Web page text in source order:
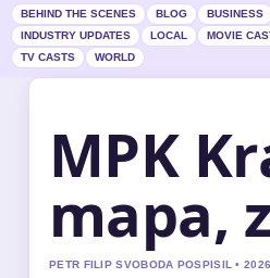
BEHIND THE SCENES BLOG BUSINESS
INDUSTRY UPDATES
LOCAL MOVIE
TV CASTS
WORLD
MPK
mapa,
PETR FILIP SVOBODA POSPISIL •